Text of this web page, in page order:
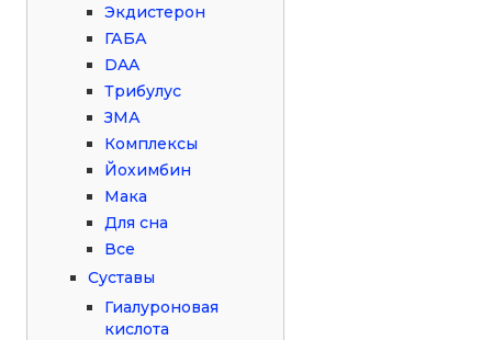
Экдистерон
ГАБА
DAA
Трибулус
ЗМА
Комплексы
Йохимбин
Мака
Для сна
Все
Суставы
Гиалуроновая
кислота